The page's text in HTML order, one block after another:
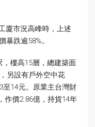
廈市況高峰時，上述
暴跌逾58%。
，樓高15層，總建築面
另設有戶外空中花
至14元。原業主台灣財
作價2.86億，持貨14年